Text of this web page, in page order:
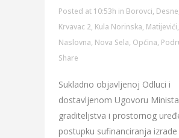
Posted at 10:53h in Borovci, Desne
Krvavac 2, Kula Norinska, Matijevići,
Naslovna, Nova Sela, Općina,
Share
Sukladno objavljenoj Odluci i
dostavljenom Ugovoru
graditeljstva i prostornog
postupku sufinanciranja izrade